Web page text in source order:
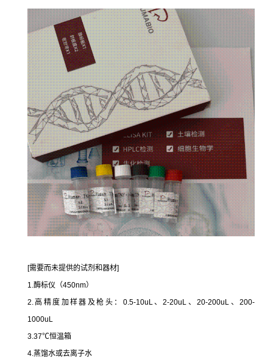
[需要而未提供的试剂和器材]
1.酶标仪（450nm）
2.高精度加样器及枪头：0.5-10uL、2-20uL、20-200uL、200-
1000uL
3.37℃恒温箱
4.蒸馏水或去离子水